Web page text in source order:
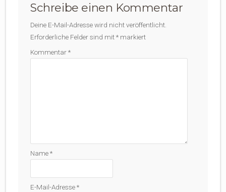
Schreibe einen Kommentar
Deine E-Mail-Adresse wird nicht veröffentlicht.
Erforderliche Felder sind mit* markiert
Kommentar*
Name*
E-Mail-Adresse*